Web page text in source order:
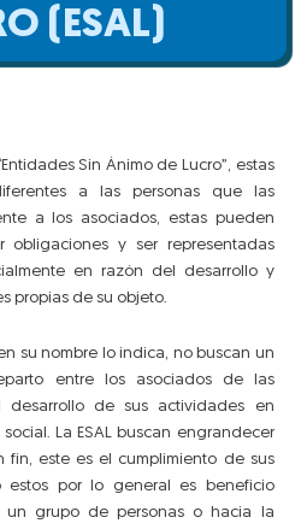
(ESAL)
Sin Ánimo de Lucro”, estas
a las personas que las
a los asociados, estas pueden
obligaciones y ser representadas
en razón del desarrollo y
propias de su objeto.
su nombre lo indica, no buscan un
entre los asociados de las
de sus actividades en
La ESAL buscan engrandecer
fin, este es el cumplimiento de sus
estos por lo general es beneficio
un grupo de personas o hacia la